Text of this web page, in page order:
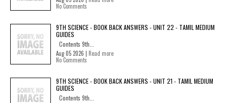
No Comments
9TH SCIENCE - BOOK BACK ANSWERS - UNIT 22 - TAMIL MEDIUM
GUIDES
Contents 9th...
Aug 05 2026 | Read more
No Comments
9TH SCIENCE - BOOK BACK ANSWERS - UNIT 21 - TAMIL MEDIUM
GUIDES
Contents 9th...